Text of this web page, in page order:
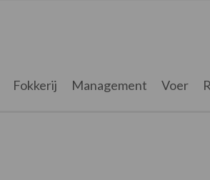
Fokkerij Management Voer